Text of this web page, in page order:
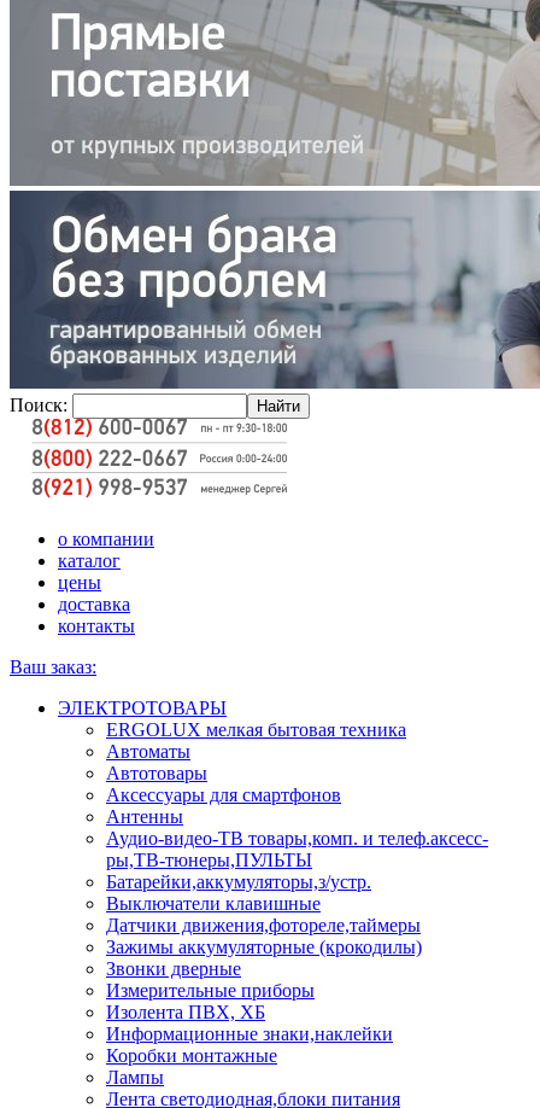
Поиск:
о компании
каталог
цены
доставка
контакты
Ваш заказ:
ЭЛЕКТРОТОВАРЫ
ERGOLUX мелкая бытовая техника
Автоматы
Автотовары
Аксессуары для смартфонов
Антенны
Аудио-видео-ТВ товары,комп. и телеф.аксесс-
ры,ТВ-тюнеры,ПУЛЬТЫ
Батарейки,аккумуляторы,з/устр.
Выключатели клавишные
Датчики движения,фотореле,таймеры
Зажимы аккумуляторные (крокодилы)
Звонки дверные
Измерительные приборы
Изолента ПВХ, ХБ
Информационные знаки,наклейки
Коробки монтажные
Лампы
Лента светодиодная,блоки питания